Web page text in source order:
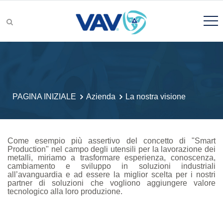
Ricerca e sviluppo
PAGINA INIZIALE Azienda La nostra visione
Come esempio più assertivo del concetto di "Smart
Production" nel campo degli utensili per la lavorazione dei
metalli, miriamo a trasformare esperienza, conoscenza,
cambiamento e sviluppo in soluzioni industriali
all’avanguardia e ad essere la miglior scelta per i nostri
partner di soluzioni che vogliono aggiungere valore
tecnologico alla loro produzione.